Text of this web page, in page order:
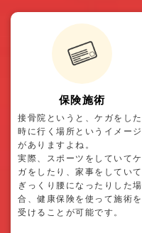
保険施術
接骨院というと、ケガをした
時に行く場所というイメージ
がありますよね。
実際、スポーツをしていてケ
ガをしたり、家事をしていて
ぎっくり腰になったりした場
合、健康保険を使って施術を
受けることが可能です。